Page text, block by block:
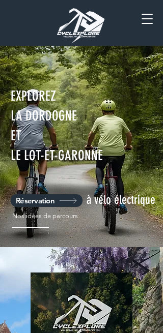
EXPLOREZ
LA DORDOGNE
ET
LE LOT-ET-GARONNE
Réservation à vélo électrique
Nos idées de parcours